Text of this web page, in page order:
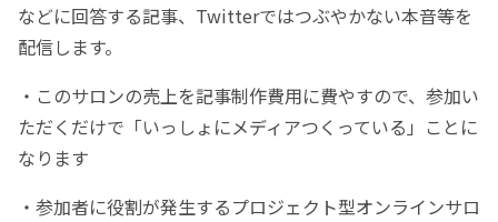
などに回答する記事、Twitterではつぶやかない本音等を
配信します。
・このサロンの売上を記事制作費用に費やすので、参加い
ただくだけで「いっしょにメディアつくっている」ことに
なります
・参加者に役割が発生するプロジェクト型オンラインサロ